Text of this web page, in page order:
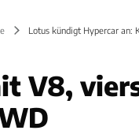
Lotus kündigt Hypercar an:
V8,